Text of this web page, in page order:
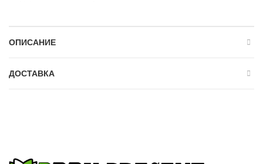
ОПИСАНИЕ
ДОСТАВКА